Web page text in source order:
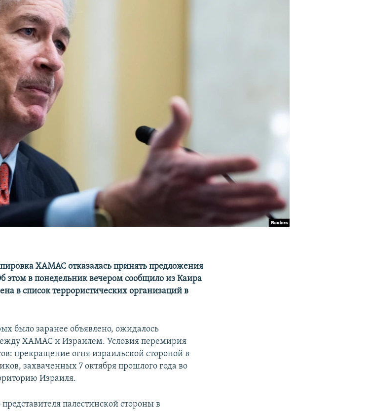
ХАМАС отказалась принять предложения
этом в понедельник вечером сообщило из Каира
в список террористических организаций в
было заранее объявлено, ожидалось
ХАМАС и Израилем. Условия перемирия
прекращение огня израильской стороной в
захваченных 7 октября прошлого года во
Израиля.
палестинской стороны в